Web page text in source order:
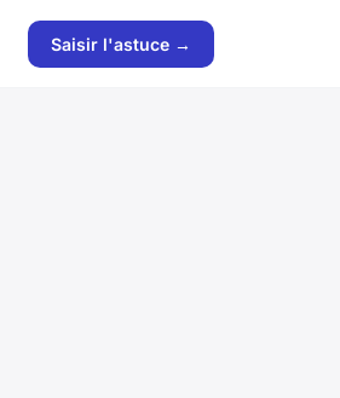
Saisir l'astuce →